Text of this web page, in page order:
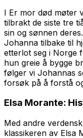
I Er mor død møter
tilbrakt de siste tre
sin og sønnen
Johanna tilbake til
etterlot seg i Norge
hun greie å bygge
følger vi Johannas
forsøk på å forstå
Elsa Morante:
Med andre
klassikeren av Elsa